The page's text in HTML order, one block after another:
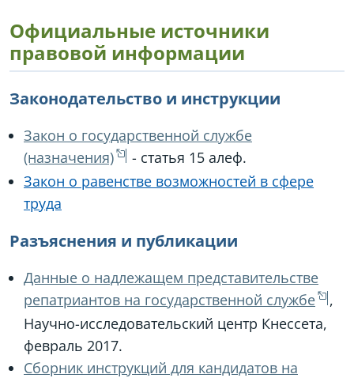
Официальные источники
правовой информации
Законодательство и инструкции
Закон о государственной службе
(назначения)
- статья 15 алеф.
Закон о равенстве возможностей в сфере
труда
Разъяснения и публикации
Данные о надлежащем представительстве
репатриантов на государственной службе
,
Научно-исследовательский центр Кнессета,
февраль 2017.
Сборник инструкций для кандидатов на